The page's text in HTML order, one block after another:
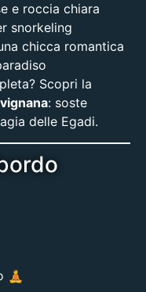
e roccia chiara
snorkeling
chicca romantica
Scopri la
: soste
delle Egadi.
🧘